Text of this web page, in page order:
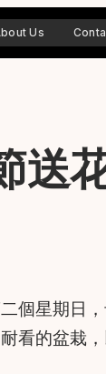
Us
送
個星期日
看的盆栽